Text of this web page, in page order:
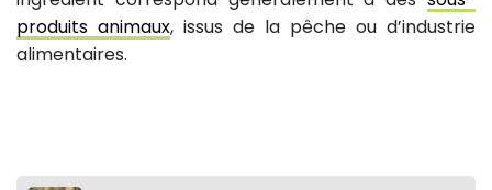
produits animaux, issus de la pêche ou d’industrie
alimentaires.